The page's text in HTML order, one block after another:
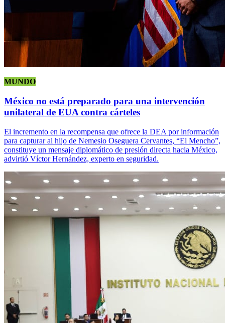
MUNDO
México no está preparado para una intervención
unilateral de EUA contra cárteles
El incremento en la recompensa que ofrece la DEA por información
para capturar al hijo de Nemesio Oseguera Cervantes, “El Mencho”,
constituye un mensaje diplomático de presión directa hacia México,
advirtió Víctor Hernández, experto en seguridad.